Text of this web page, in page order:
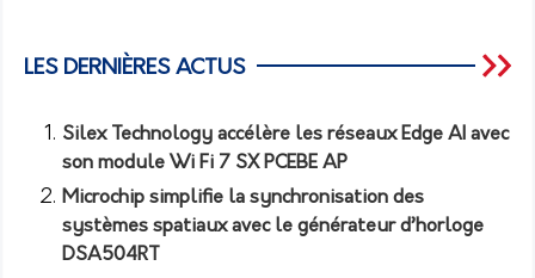
LES DERNIÈRES ACTUS
Silex Technology accélère les réseaux Edge AI avec
son module Wi Fi 7 SX PCEBE AP
Microchip simplifie la synchronisation des
systèmes spatiaux avec le générateur d’horloge
DSA504RT